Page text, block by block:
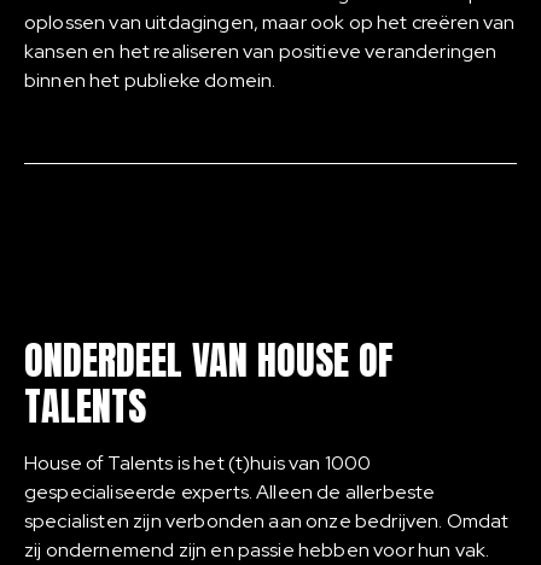
oplossen van uitdagingen, maar ook op het creëren van
kansen en het realiseren van positieve veranderingen
binnen het publieke domein.
ONDERDEEL VAN HOUSE OF
TALENTS
House of Talents is het (t)huis van 1000
gespecialiseerde experts. Alleen de allerbeste
specialisten zijn verbonden aan onze bedrijven. Omdat
zij ondernemend zijn en passie hebben voor hun vak.